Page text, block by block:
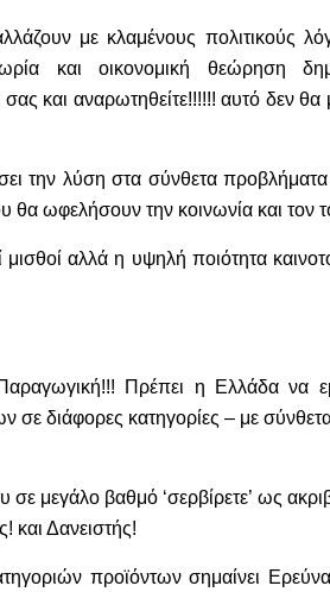
με κλαμένους πολιτικούς
και οικονομική θεώρηση
και αναρωτηθείτε!!!!!! αυτό δεν
την λύση στα σύνθετα προβλήματα
θα ωφελήσουν την κοινωνία και τον
αλλά η υψηλή ποιότητα
Πρέπει η Ελλάδα να
διάφορες κατηγορίες – με
σε μεγάλο βαθμό ‘σερβίρετε’ ως
και Δανειστής!
προϊόντων σημαίνει